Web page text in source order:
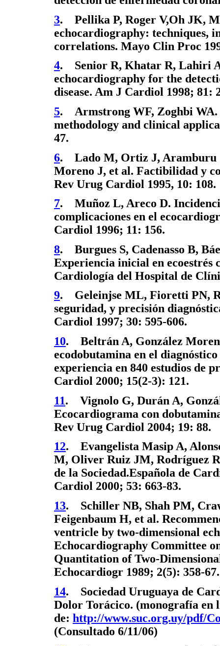
3. Pellika P, Roger V,Oh JK,
echocardiography: techniques,
correlations. Mayo Clin Proc
4. Senior R, Khatar R, Lahiri
echocardiography for the
disease. Am J Cardiol 1998; 81:
5. Armstrong WF, Zoghbi WA.
methodology and clinical
47.
6. Lado M, Ortiz J, Aramburu
Moreno J, et al. Factibilidad y
Rev Urug Cardiol 1995, 10: 108.
7. Muñoz L, Areco D.
complicaciones en el
Cardiol 1996; 11: 156.
8. Burgues S, Cadenasso B,
Experiencia inicial en ecoestrés
Cardiología del Hospital de
9. Geleinjse ML, Fioretti PN,
seguridad, y precisión
Cardiol 1997; 30: 595-606.
10. Beltrán A, González
ecodobutamina en el
experiencia en 840 estudios de
Cardiol 2000; 15(2-3): 121.
11. Vignolo G, Durán A,
Ecocardiograma con
Rev Urug Cardiol 2004; 19: 88.
12. Evangelista Masip A,
M, Oliver Ruiz JM, Rodríguez
de la Sociedad.Española de
Cardiol 2000; 53: 663-83.
13. Schiller NB, Shah PM,
Feigenbaum H, et al.
ventricle by two-dimensional
Echocardiography Committee
Quantitation of Two-
Echocardiogr 1989; 2(5): 358-67.
14. Sociedad Uruguaya de
Dolor Torácico. (monografía en
de: http://www.suc.org.uy/pdf/
(Consultado 6/11/06)